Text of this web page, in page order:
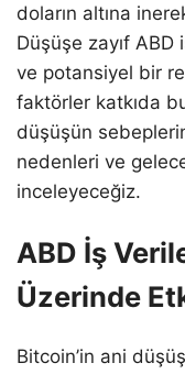
doların altına
Düşüşe zayıf ABD
ve potansiyel bir
faktörler katkıda
düşüşün
nedenleri ve
inceleyeceğiz.
ABD İş
Üzerinde
Bitcoin’in ani